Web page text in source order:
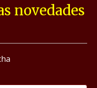
novedades